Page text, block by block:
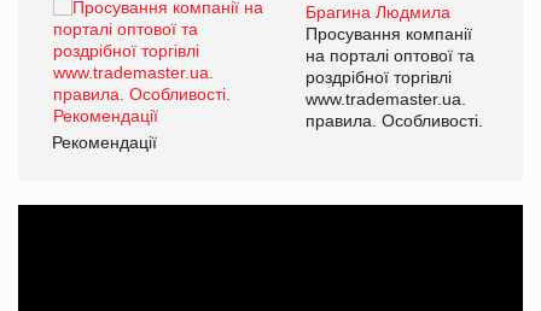
Брагина Людмила
Просування компанії
на порталі оптової та
роздрібної торгівлі
www.trademaster.ua.
правила. Особливості.
Рекомендації